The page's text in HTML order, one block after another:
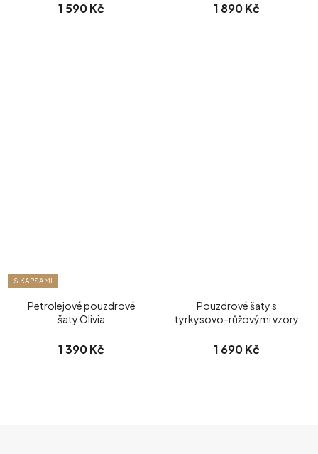
1 590 Kč 1 890 Kč
S KAPSAMI
Petrolejové pouzdrové
šaty Olivia
1 390 Kč
Pouzdrové šaty s
tyrkysovo-růžovými vzory
1 690 Kč